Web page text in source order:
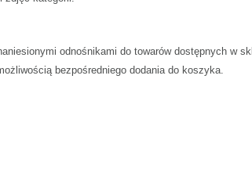
odnośnikami do towarów dostępnych w
bezpośredniego dodania do koszyka.